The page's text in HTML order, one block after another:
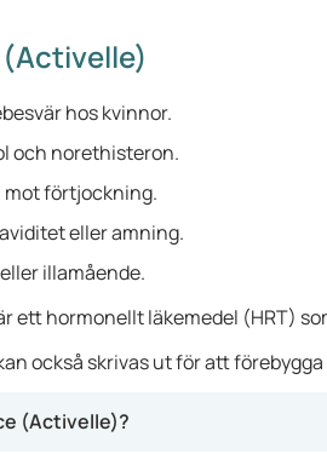
hos kvinnor.
och norethisteron.
mot förtjockning.
eller amning.
illamående.
ett hormonellt läkemedel (HRT)
också skrivas ut för att
(Activelle)?